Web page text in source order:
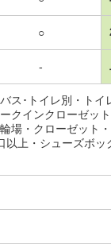
○
-
ス･トイレ別・ト
クインクローゼッ
場・クローゼット
上・シューズボ